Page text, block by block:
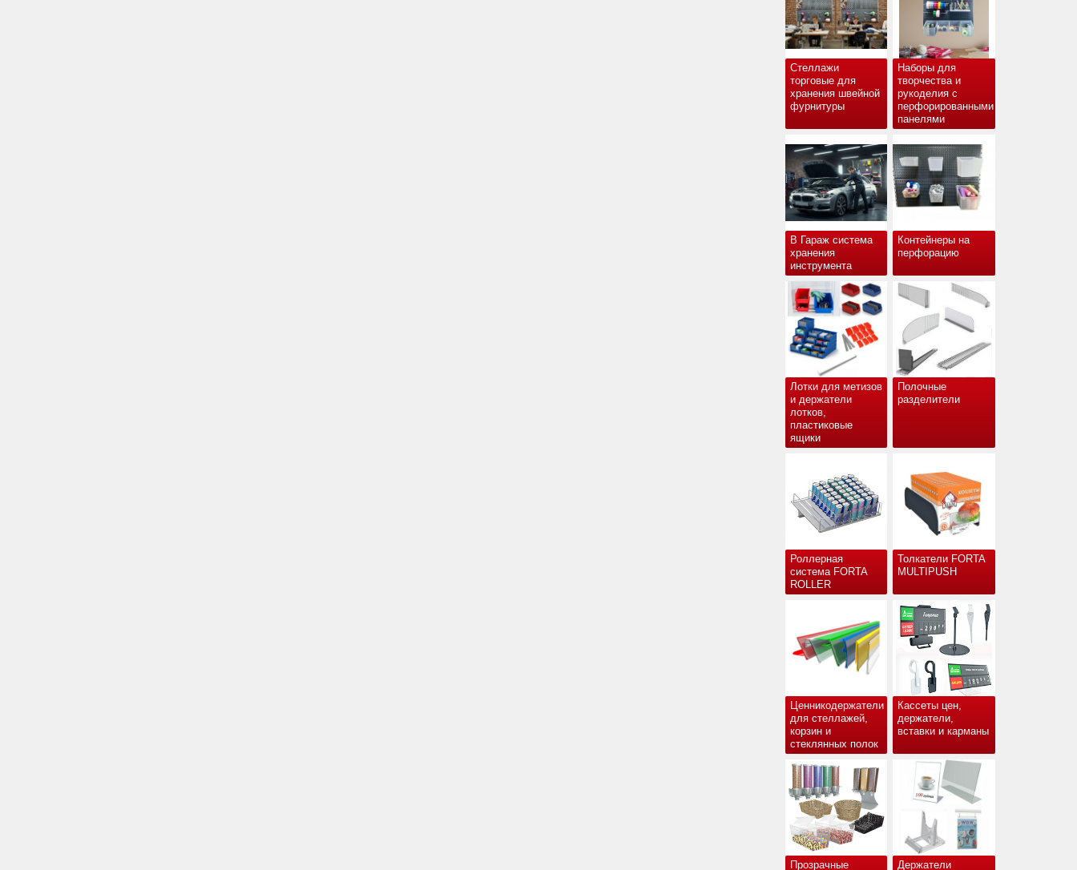
Стеллажи
торговые для
хранения швейной
фурнитуры
Наборы для
творчества и
рукоделия с
перфорированными
панелями
В Гараж система
хранения
инструмента
Контейнеры на
перфорацию
Лотки для метизов
и держатели
лотков,
пластиковые
ящики
Полочные
разделители
Роллерная
система FORTA
ROLLER
Толкатели FORTA
MULTIPUSH
Ценникодержатели
для стеллажей,
корзин и
стеклянных полок
Кассеты цен,
держатели,
вставки и карманы
Прозрачные Держатели